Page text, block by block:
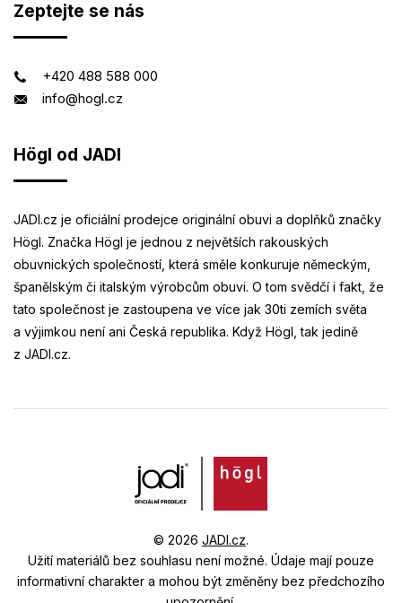
Zeptejte se nás
+420 488 588 000
info@hogl.cz
Högl od JADI
JADI.cz je oficiální prodejce originální obuvi a doplňků značky
Högl. Značka Högl je jednou z největších rakouských
obuvnických společností, která směle konkuruje německým,
španělským či italským výrobcům obuvi. O tom svědčí i fakt, že
tato společnost je zastoupena ve více jak 30ti zemích světa
a výjimkou není ani Česká republika. Když Högl, tak jedině
z JADI.cz.
© 2026 JADI.cz.
Užití materiálů bez souhlasu není možné. Údaje mají pouze
informativní charakter a mohou být změněny bez předchozího